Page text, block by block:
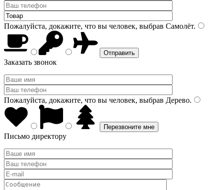
Пожалуйста, докажите, что вы человек, выбрав Самолёт.
Заказать звонок
Пожалуйста, докажите, что вы человек, выбрав Дерево.
Письмо директору